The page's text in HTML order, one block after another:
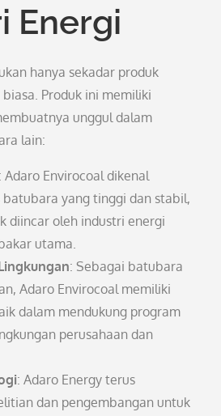
Energi
hanya sekadar produk
Produk ini memiliki
unggul dalam
lain:
: Adaro Envirocoal dikenal
yang tinggi dan stabil,
diincar oleh industri energi
utama.
: Sebagai batubara
Adaro Envirocoal memiliki
dalam mendukung program
perusahaan dan
: Adaro Energy terus
dan pengembangan untuk